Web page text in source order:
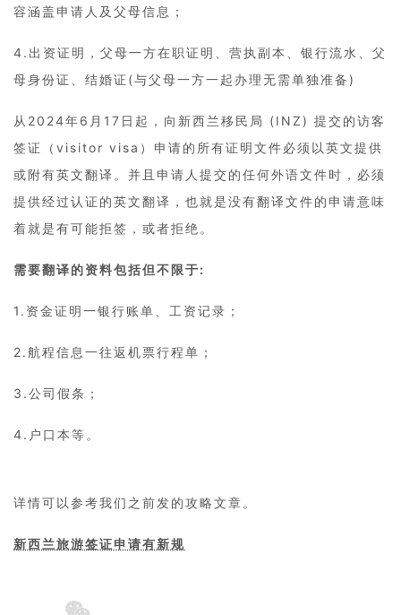
容涵盖申请人及父母信息；
4.出资证明，父母一方在职证明、营执副本、银行流水、父
母身份证、结婚证(与父母一方一起办理无需单独准备)
从2024年6月17日起，向新西兰移民局 (INZ) 提交的访客
签证（visitor visa）申请的所有证明文件必须以英文提供
或附有英文翻译。并且申请人提交的任何外语文件时，必须
提供经过认证的英文翻译，也就是没有翻译文件的申请意味
着就是有可能拒签，或者拒绝。
需要翻译的资料包括但不限于:
1.资金证明一银行账单、工资记录；
2.航程信息一往返机票行程单；
3.公司假条；
4.户口本等。
详情可以参考我们之前发的攻略文章。
新西兰旅游签证申请有新规